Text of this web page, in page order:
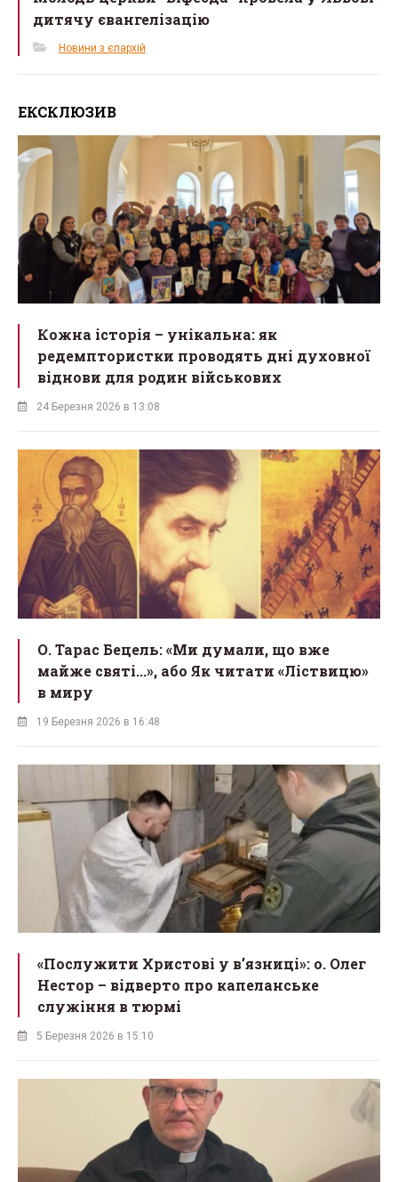
дитячу євангелізацію
Новини з єпархій
ЕКСКЛЮЗИВ
Кожна історія – унікальна: як
редемптористки проводять дні духовної
віднови для родин військових
24 Березня 2026 в 13:08
О. Тарас Бецель: «Ми думали, що вже
майже святі...», або Як читати «Ліствицю»
в миру
19 Березня 2026 в 16:48
«Послужити Христові у вʼязниці»: о. Олег
Нестор – відверто про капеланське
служіння в тюрмі
5 Березня 2026 в 15:10